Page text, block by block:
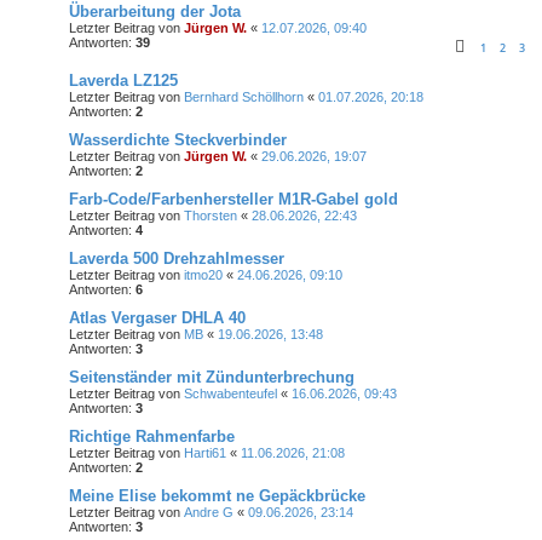
Überarbeitung der Jota
Letzter Beitrag von Jürgen W. « 12.07.2026, 09:40
Antworten: 39 1 2 3
Laverda LZ125
Letzter Beitrag von Bernhard Schöllhorn « 01.07.2026, 20:18
Antworten: 2
Wasserdichte Steckverbinder
Letzter Beitrag von Jürgen W. « 29.06.2026, 19:07
Antworten: 2
Farb-Code/Farbenhersteller M1R-Gabel gold
Letzter Beitrag von Thorsten « 28.06.2026, 22:43
Antworten: 4
Laverda 500 Drehzahlmesser
Letzter Beitrag von itmo20 « 24.06.2026, 09:10
Antworten: 6
Atlas Vergaser DHLA 40
Letzter Beitrag von MB « 19.06.2026, 13:48
Antworten: 3
Seitenständer mit Zündunterbrechung
Letzter Beitrag von Schwabenteufel « 16.06.2026, 09:43
Antworten: 3
Richtige Rahmenfarbe
Letzter Beitrag von Harti61 « 11.06.2026, 21:08
Antworten: 2
Meine Elise bekommt ne Gepäckbrücke
Letzter Beitrag von Andre G « 09.06.2026, 23:14
Antworten: 3